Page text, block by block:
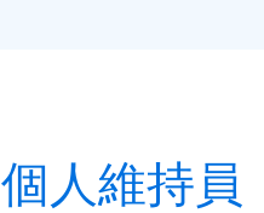
個人維持員